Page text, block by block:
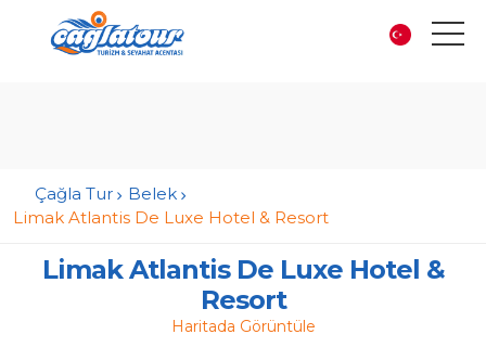
Çağla Tur
Belek
Limak Atlantis De Luxe Hotel & Resort
Limak Atlantis De Luxe Hotel &
Resort
Haritada Görüntüle